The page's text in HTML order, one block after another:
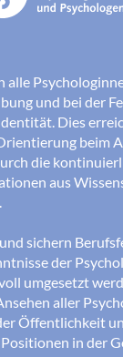
und bei der
Dies
beim
die
aus
sichern
der
umgesetzt
aller
Öffentlichkeit
in der